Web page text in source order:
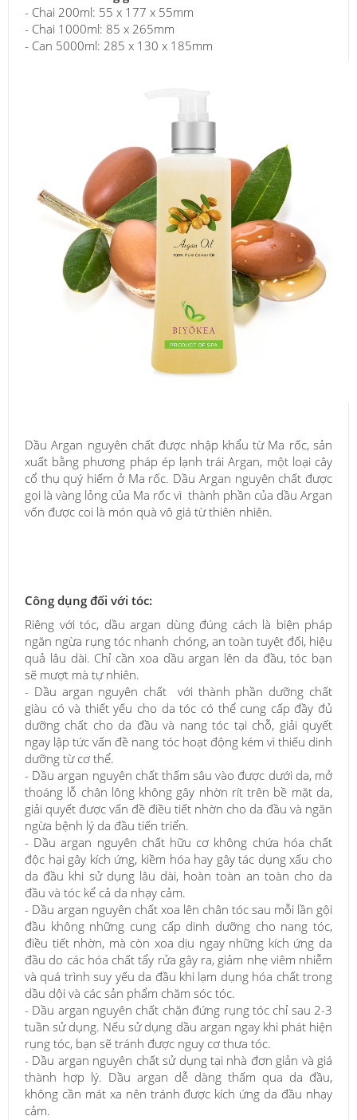
- Chai 200ml: 55 x 177 x 55mm
- Chai 1000ml: 85 x 265mm
- Can 5000ml: 285 x 130 x 185mm
Dầu Argan nguyên chất được nhập khẩu từ Ma rốc, sản
xuất bằng phương pháp ép lạnh trái Argan, một loại cây
cổ thụ quý hiếm ở Ma rốc. Dầu Argan nguyên chất được
gọi là vàng lỏng của Ma rốc vì thành phần của dầu Argan
vốn được coi là món quà vô giá từ thiên nhiên.
Công dụng đối với tóc:
Riêng với tóc, dầu argan dùng đúng cách là biện pháp
ngăn ngừa rụng tóc nhanh chóng, an toàn tuyệt đối, hiệu
quả lâu dài. Chỉ cần xoa dầu argan lên da đầu, tóc bạn
sẽ mượt mà tự nhiên.
- Dầu argan nguyên chất
với thành phần dưỡng chất
giàu có và thiết yếu cho da tóc có thể cung cấp đầy đủ
dưỡng chất cho da đầu và nang tóc tại chỗ, giải quyết
ngay lập tức vấn đề nang tóc hoạt động kém vì thiếu dinh
dưỡng từ cơ thể.
- Dầu argan nguyên chất thấm sâu vào được dưới da, mở
thoáng lỗ chân lông không gây nhờn rít trên bề mặt da,
giải quyết được vấn đề điều tiết nhờn cho da đầu và ngăn
ngừa bệnh lý da đầu tiến triển.
- Dầu argan nguyên chất hữu cơ không chứa hóa chất
độc hại gây kích ứng, kiềm hóa hay gây tác dụng xấu cho
da đầu khi sử dụng lâu dài, hoàn toàn an toàn cho da
đầu và tóc kể cả da nhạy cảm.
- Dầu argan nguyên chất xoa lên chân tóc sau mỗi lần gội
đầu không những cung cấp dinh dưỡng cho nang tóc,
điều tiết nhờn, mà còn xoa dịu ngay những kích ứng da
đầu do các hóa chất tẩy rửa gây ra, giảm nhẹ viêm nhiễm
và quá trình suy yếu da đầu khi lạm dụng hóa chất trong
dầu dội và các sản phẩm chăm sóc tóc.
- Dầu argan nguyên chất chặn đứng rụng tóc chỉ sau 2-3
tuần sử dụng. Nếu sử dụng dầu argan ngay khi phát hiện
rụng tóc, bạn sẽ tránh được nguy cơ thưa tóc.
- Dầu argan nguyên chất sử dụng tại nhà đơn giản và giá
thành hợp lý. Dầu argan dễ dàng thấm qua da đầu,
không cần mát xa nên tránh được kích ứng da đầu nhạy
cảm.